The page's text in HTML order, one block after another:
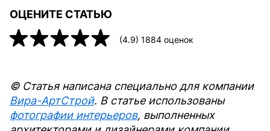
ОЦЕНИТЕ СТАТЬЮ
(4.9) 1884 оценок
© Статья написана специально для компании
Вира-АртСтрой. В статье использованы
фотографии интерьеров, выполненных